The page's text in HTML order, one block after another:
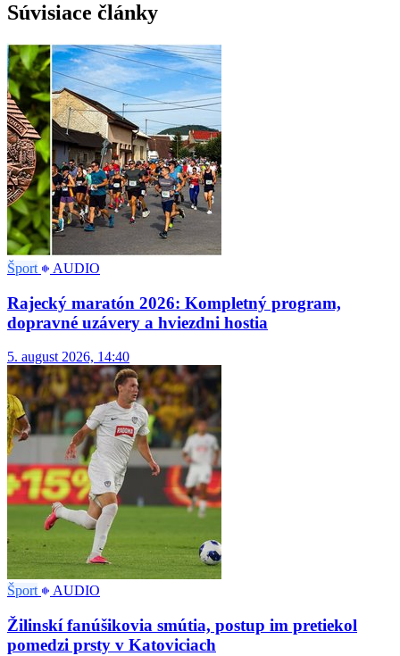
Súvisiace články
Šport AUDIO
Rajecký maratón 2026: Kompletný program,
dopravné uzávery a hviezdni hostia
5. august 2026, 14:40
Šport AUDIO
Žilinskí fanúšikovia smútia, postup im pretiekol
pomedzi prsty v Katoviciach